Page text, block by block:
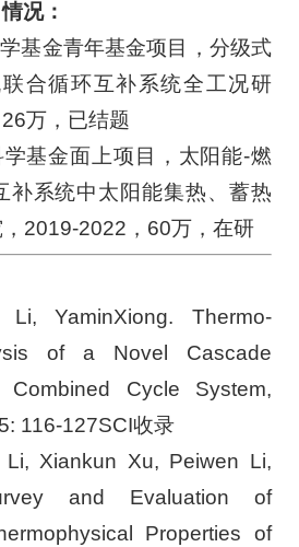
况：
基金青年基金项目，分级式
合循环互补系统全工况研
万，已结题
基金面上项目，太阳能-燃
补系统中太阳能集热、蓄热
2019-2022，60万，在研
Li, YaminXiong. Thermo-
of a Novel Cascade
Combined Cycle System,
116-127SCI收录
Li, Xiankun Xu, Peiwen Li,
and Evaluation of
Properties of